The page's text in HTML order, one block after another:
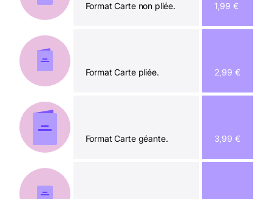
Format Carte non pliée. 1,99 €
Format Carte pliée. 2,99 €
Format Carte géante. 3,99 €